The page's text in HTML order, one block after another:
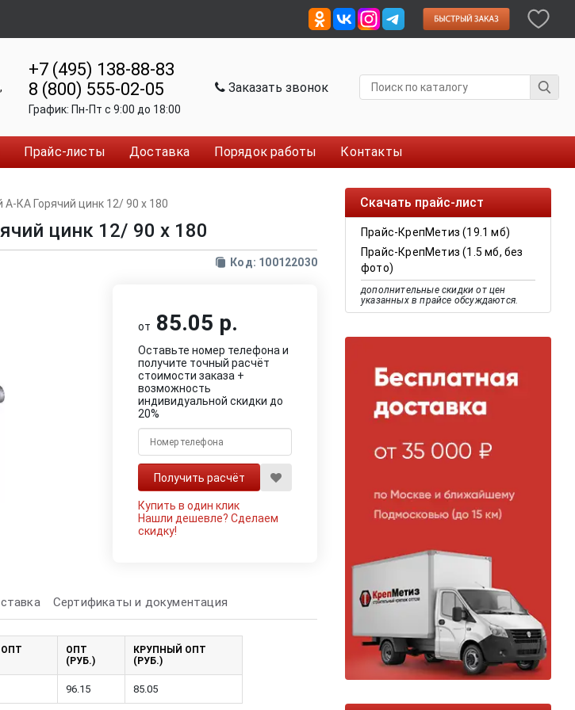
,
+7 (495) 138-88-83
8 (800) 555-02-05
График: Пн-Пт c 9:00 до 18:00
Заказать звонок
Прайс-листы Доставка Порядок работы Контакты
Скачать прайс-лист
Прайс-КрепМетиз (19.1 мб)
Прайс-КрепМетиз (1.5 мб, без
фото)
дополнительные скидки от цен
указанных в прайсе обсуждаются.
А-КА Горячий цинк 12/ 90 x 180
цинк 12/ 90 x 180
Код: 100122030
от 85.05 р.
Оставьте номер телефона и
получите точный расчёт
стоимости заказа +
возможность
индивидуальной скидки до
20%
Купить в один клик
Нашли дешевле?Сделаем
скидку!
Сертификаты и документация
ОПТ
(РУБ.)
КРУПНЫЙ ОПТ
(РУБ.)
96.15 85.05